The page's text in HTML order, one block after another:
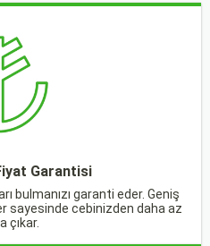
Garantisi
bulmanızı garanti eder. Geniş
sayesinde cebinizden daha az
çıkar.